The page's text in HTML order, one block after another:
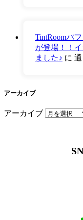
TintRoomパ
が登場！！
ました♪ に 通
アーカイブ
アーカイブ